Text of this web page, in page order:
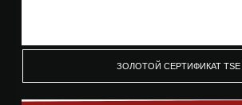
ЗОЛОТОЙ СЕРТИФИКАТ TSE